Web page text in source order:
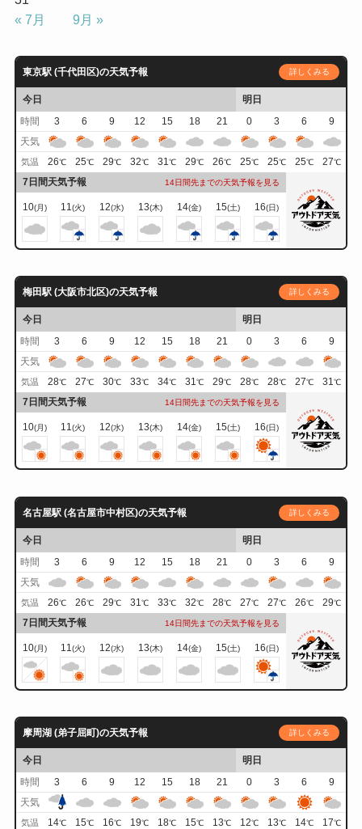
« 7月
9月 »
東京駅 (千代田区)の天気予報 詳しくみる
今日
明日
時間
3 6 9 12 15 18 21 0 3 6
9
天気
気温 26℃ 25℃ 29℃ 32℃ 31℃ 29℃ 26℃ 25℃ 25℃ 25℃ 27℃
7日間天気予報 14日間先までの天気予報を見る
10(月) 11(火) 12(水) 13(木) 14(金) 15(土) 16(日)
梅田駅 (大阪市北区)の天気予報 詳しくみる
今日
明日
時間
3 6 9 12 15 18 21 0 3 6
9
天気
気温 28℃ 27℃ 30℃ 33℃ 34℃ 31℃ 29℃ 28℃ 28℃ 27℃ 31℃
7日間天気予報 14日間先までの天気予報を見る
10(月) 11(火) 12(水) 13(木) 14(金) 15(土) 16(日)
名古屋駅 (名古屋市中村区)の天気予報 詳しくみる
今日
明日
時間
3 6 9 12 15 18 21 0 3 6
9
天気
気温 26℃ 26℃ 29℃ 31℃ 33℃ 32℃ 28℃ 27℃ 27℃ 26℃ 29℃
7日間天気予報 14日間先までの天気予報を見る
10(月) 11(火) 12(水) 13(木) 14(金) 15(土) 16(日)
摩周湖 (弟子屈町)の天気予報 詳しくみる
今日
明日
時間
3 6 9 12 15 18 21 0 3 6
9
天気
気温 14℃ 15℃ 16℃ 19℃ 18℃ 15℃ 13℃ 12℃ 13℃ 14℃ 17℃